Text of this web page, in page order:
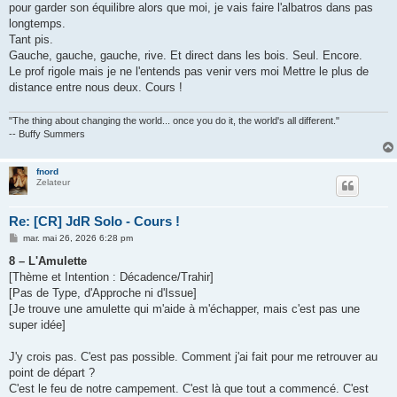
pour garder son équilibre alors que moi, je vais faire l'albatros dans pas
longtemps.
Tant pis.
Gauche, gauche, gauche, rive. Et direct dans les bois. Seul. Encore.
Le prof rigole mais je ne l'entends pas venir vers moi Mettre le plus de
distance entre nous deux. Cours !
"The thing about changing the world... once you do it, the world's all different."
-- Buffy Summers
fnord
Zelateur
Re: [CR] JdR Solo - Cours !
M
a
g
mar. mai 26, 2026 6:28 pm
8 – L'Amulette
[Thème et Intention : Décadence/Trahir]
[Pas de Type, d'Approche ni d'Issue]
[Je trouve une amulette qui m'aide à m'échapper, mais c'est pas une
super idée]
J'y crois pas. C'est pas possible. Comment j'ai fait pour me retrouver au
point de départ ?
C'est le feu de notre campement. C'est là que tout a commencé. C'est